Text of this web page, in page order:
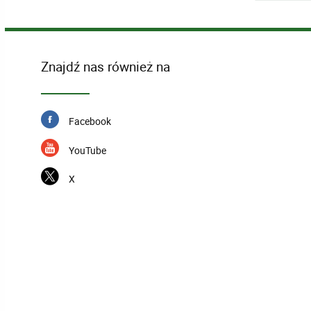
Znajdź nas również na
Facebook
YouTube
X